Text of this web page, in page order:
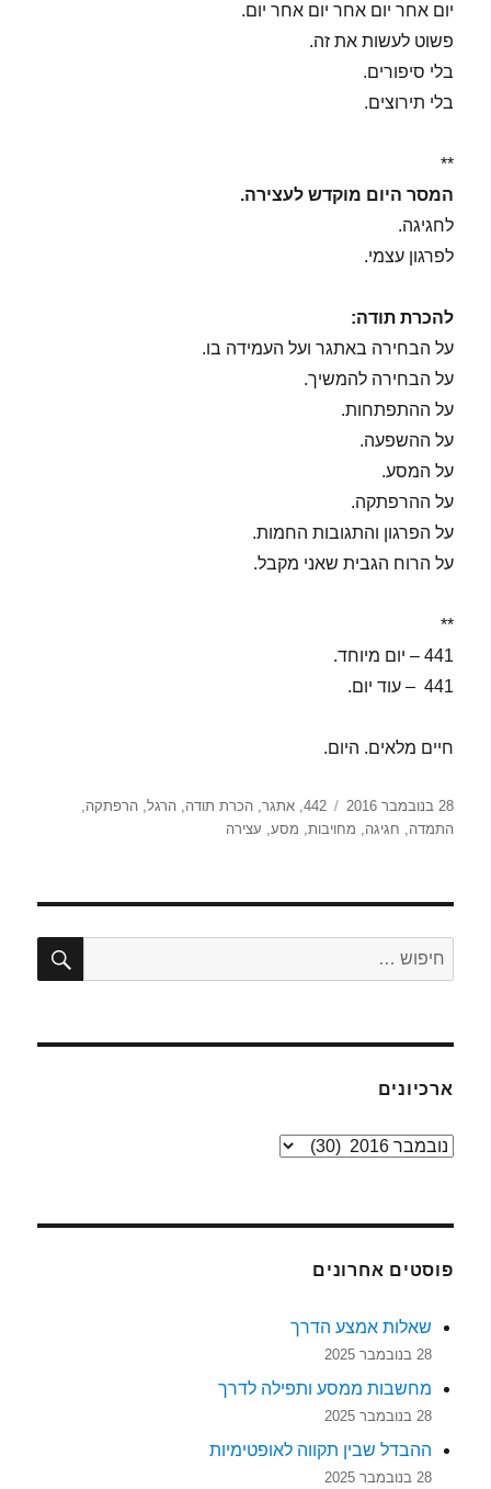
יום אחר יום אחר יום אחר יום.
פשוט לעשות את זה.
בלי סיפורים.
בלי תירוצים.
**
המסר היום מוקדש לעצירה.
לחגיגה.
לפרגון עצמי.
להכרת תודה:
על הבחירה באתגר ועל העמידה בו.
על הבחירה להמשיך.
על ההתפתחות.
על ההשפעה.
על המסע.
על ההרפתקה.
על הפרגון והתגובות החמות.
על הרוח הגבית שאני מקבל.
**
441 – יום מיוחד.
441 – עוד יום.
חיים מלאים. היום.
פורסם
בתאריך
28 בנובמבר 2016 תגיות
442
,אתגר,הכרת תודה,הרגל,הרפתקה,
התמדה, חגיגה, מחויבות, מסע, עצירה
חפש:
ארכיונים
ארכיונים
פוסטים אחרונים
שאלות אמצע הדרך
28 בנובמבר 2025
מחשבות ממסע ותפילה לדרך
28 בנובמבר 2025
ההבדל שבין תקווה לאופטימיות
28 בנובמבר 2025